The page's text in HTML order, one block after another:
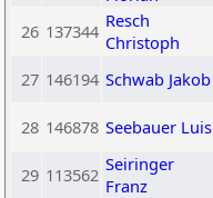
26 137344 Resch
Christoph
27 146194 Schwab Jakob
28 146878 Seebauer Luis
29 113562 Seiringer
Franz